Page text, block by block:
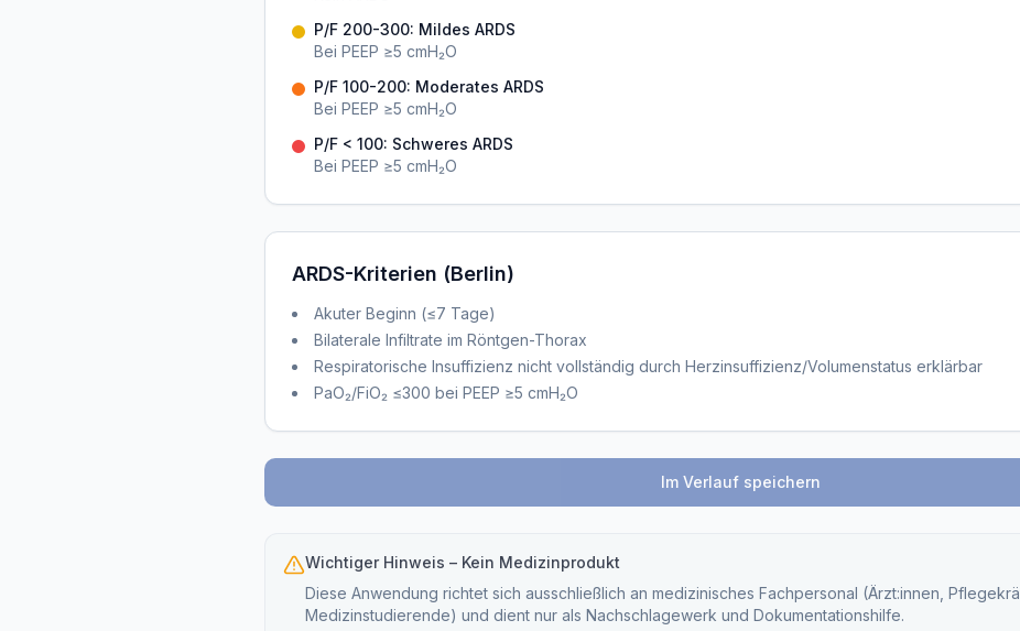
P/F 200-300: Mildes ARDS
Bei PEEP ≥5 cmH₂O
P/F 100-200: Moderates ARDS
Bei PEEP ≥5 cmH₂O
P/F < 100: Schweres ARDS
Bei PEEP ≥5 cmH₂O
ARDS-Kriterien (Berlin)
Akuter Beginn (≤7 Tage)
Bilaterale Infiltrate im Röntgen-Thorax
Respiratorische Insuffizienz nicht vollständig durch Herzinsuffizienz/Volumenstatus erklärbar
PaO₂/FiO₂ ≤300 bei PEEP ≥5 cmH₂O
Im Verlauf speichern
Wichtiger Hinweis – Kein Medizinprodukt
Diese Anwendung richtet sich ausschließlich an medizinisches Fachpersonal (Ärzt:innen,
Medizinstudierende) und dient nur als Nachschlagewerk und Dokumentationshilfe.